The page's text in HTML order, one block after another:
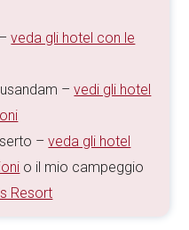
–veda gli hotel con le
–vedi gli hotel
–veda gli hotel
o il mio campeggio
Resort